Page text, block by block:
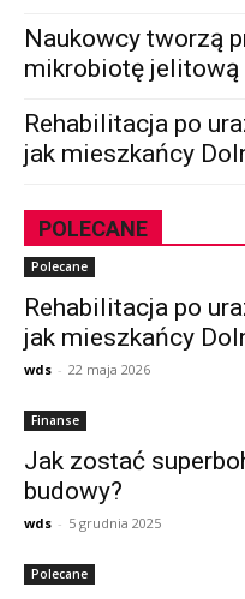
Naukowcy tworzą
mikrobiotę jelitową
Rehabilitacja po
jak mieszkańcy
POLECANE
Polecane
Rehabilitacja po
jak mieszkańcy
wds - 22 maja 2026
Finanse
Jak zostać
budowy?
wds - 5 grudnia 2025
Polecane